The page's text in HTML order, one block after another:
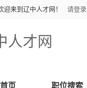
迎来到辽中人才网！ 请登录
人才网
首页 职位搜索